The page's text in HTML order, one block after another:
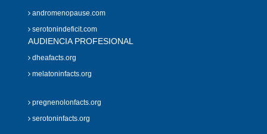
andromenopause.com
serotonindeficit.com
AUDIENCIA PROFESIONAL
dheafacts.org
melatoninfacts.org
pregnenolonfacts.org
serotoninfacts.org